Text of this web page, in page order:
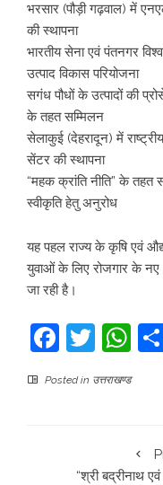
भरसार (पौड़ी गढ़वाल) में
की स्थापना
भारतीय सेना एवं पंतनगर
उत्पाद विकास परियोजना
सगंध पौधों के उत्पादों की
के तहत सम्मिलन
सेलाकुई (देहरादून) में
सेंटर की स्थापना
“महक क्रांति नीति” के
स्वीकृति हेतु अनुरोध
यह पहल राज्य के कृषि एवं
युवाओं के लिए रोजगार के नए
जा रही है।
Posted in उत्तराखण्ड
“श्री बद्रीनाथ